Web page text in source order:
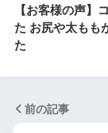
【お客様の声】
た お尻や太もも
た
前の記事